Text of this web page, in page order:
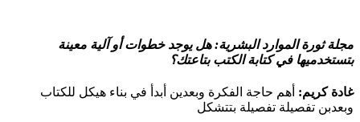
مجلة ثورة الموارد البشرية:هل يوجد خطوات أو آلية معينة
بتستخدميها في كتابة الكتب بتاعتك؟
غادة كريم: أهم حاجة الفكرة وبعدين أبدأ في بناء هيكل للكتاب
وبعدبن تفصيلة تفصيلة بتتشكل